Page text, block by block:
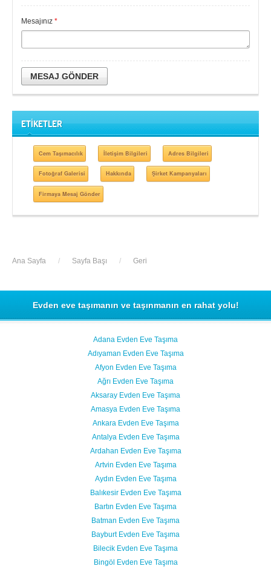
Mesajınız *
MESAJ GÖNDER
ETİKETLER
Cem Taşımacılık İletişim Bilgileri Adres Bilgileri
Fotoğraf Galerisi Hakkında Şirket Kampanyaları
Firmaya Mesaj Gönder
Ana Sayfa / Sayfa Başı / Geri
Evden eve taşımanın ve taşınmanın en rahat yolu!
Adana Evden Eve Taşıma
Adıyaman Evden Eve Taşıma
Afyon Evden Eve Taşıma
Ağrı Evden Eve Taşıma
Aksaray Evden Eve Taşıma
Amasya Evden Eve Taşıma
Ankara Evden Eve Taşıma
Antalya Evden Eve Taşıma
Ardahan Evden Eve Taşıma
Artvin Evden Eve Taşıma
Aydın Evden Eve Taşıma
Balıkesir Evden Eve Taşıma
Bartın Evden Eve Taşıma
Batman Evden Eve Taşıma
Bayburt Evden Eve Taşıma
Bilecik Evden Eve Taşıma
Bingöl Evden Eve Taşıma